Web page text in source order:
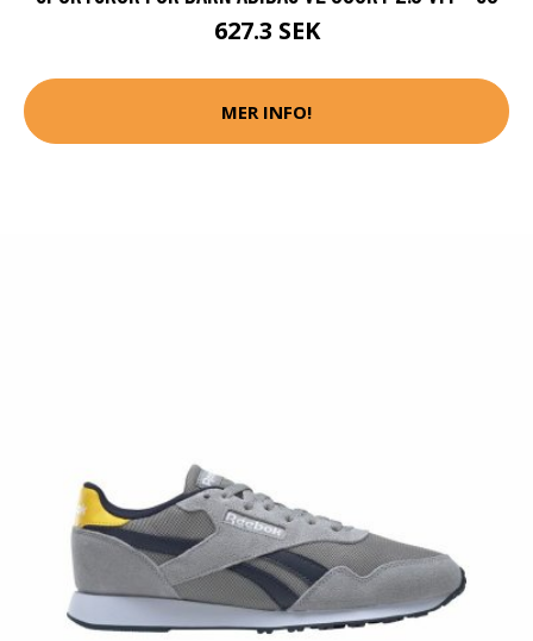
627.3 SEK
MER INFO!